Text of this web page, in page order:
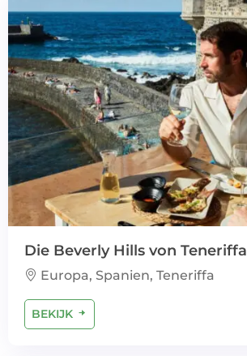
Die Beverly Hills von Teneriffa
Europa, Spanien, Teneriffa
BEKIJK